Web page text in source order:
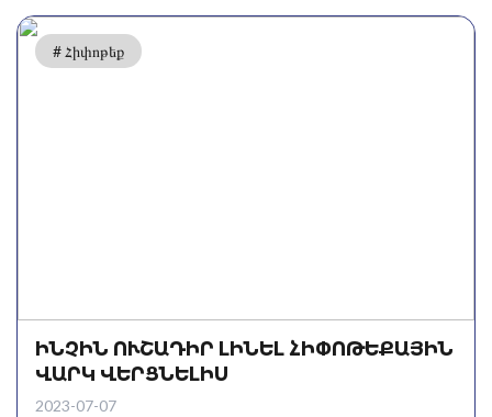
# Հիփոթեք
ԻՆՉԻՆ ՈՒՇԱԴԻՐ ԼԻՆԵԼ ՀԻՓՈԹԵՔԱՅԻՆ
ՎԱՐԿ ՎԵՐՑՆԵԼԻՍ
2023-07-07